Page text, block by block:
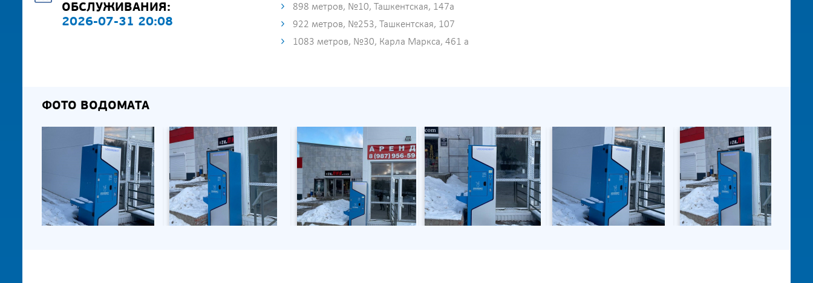
ОБСЛУЖИВАНИЯ:
2026-07-31 20:08
898 метров, №10, Ташкентская, 147а
922 метров, №253, Ташкентская, 107
1083 метров, №30, Карла Маркса, 461 а
ФОТО ВОДОМАТА